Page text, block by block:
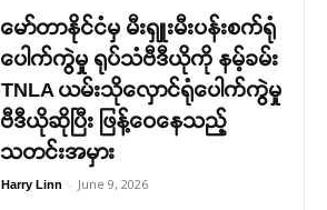
မော်တာနိုင်ငံမှ မီးရှူးမီးပန်းစက်ရုံ
ပေါက်ကွဲမှု ရုပ်သံဗီဒီယိုကို နမ့်ခမ်း
TNLA ယမ်းသိုလှောင်ရုံပေါက်ကွဲမှု
ဗီဒီယိုဆိုပြီး ဖြန့်ဝေနေသည့်
သတင်းအမှား
Harry Linn - June 9, 2026